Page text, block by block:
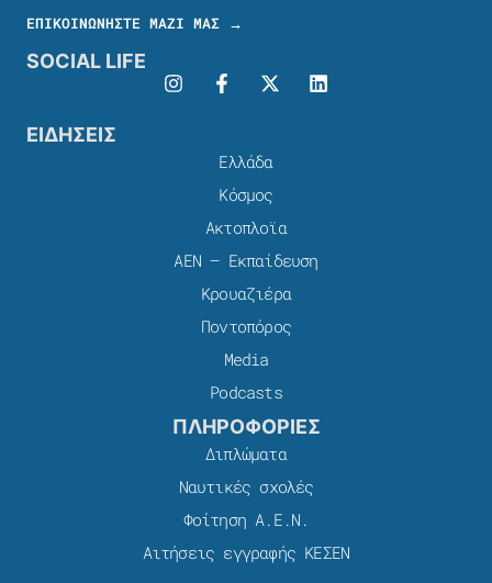
ΕΠΙΚΟΙΝΩΝΗΣΤΕ ΜΑΖΙ ΜΑΣ →
SOCIAL LIFE
ΕΙΔΗΣΕΙΣ
Ελλάδα
Κόσμος
Ακτοπλοϊα
ΑΕΝ – Εκπαίδευση
Κρουαζιέρα
Ποντοπόρος
Media
Podcasts
ΠΛΗΡΟΦΟΡΙΕΣ
Διπλώματα
Ναυτικές σχολές
Φοίτηση Α.Ε.Ν.
Αιτήσεις εγγραφής ΚΕΣΕΝ